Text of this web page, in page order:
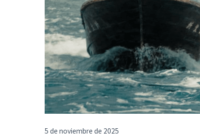
5 de noviembre de 2025